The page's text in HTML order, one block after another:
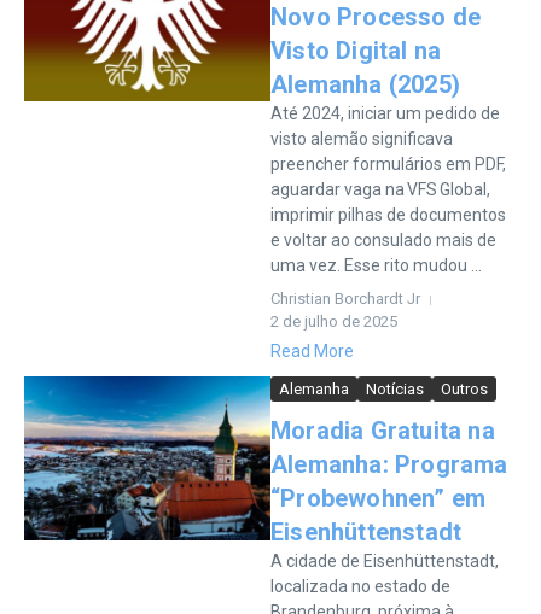
Novo Processo de
Visto Digital na
Alemanha (2025)
Até 2024, iniciar um pedido de
visto alemão significava
preencher formulários em PDF,
aguardar vaga na VFS Global,
imprimir pilhas de documentos
e voltar ao consulado mais de
uma vez. Esse rito mudou ...
Christian Borchardt Jr
2 de julho de 2025
Read More
Alemanha Notícias Outros
Moradia Gratuita na
Alemanha: Programa
“Probewohnen” em
Eisenhüttenstadt
A cidade de Eisenhüttenstadt,
localizada no estado de